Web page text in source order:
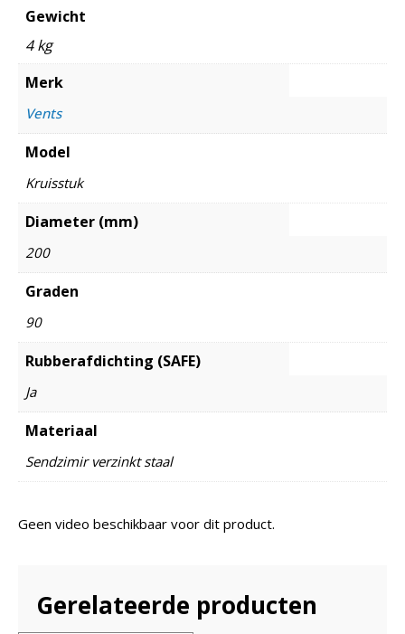
Gewicht
4 kg
Merk
Vents
Model
Kruisstuk
Diameter (mm)
200
Graden
90
Rubberafdichting (SAFE)
Ja
Materiaal
Sendzimir verzinkt staal
Geen video beschikbaar voor dit product.
Gerelateerde producten